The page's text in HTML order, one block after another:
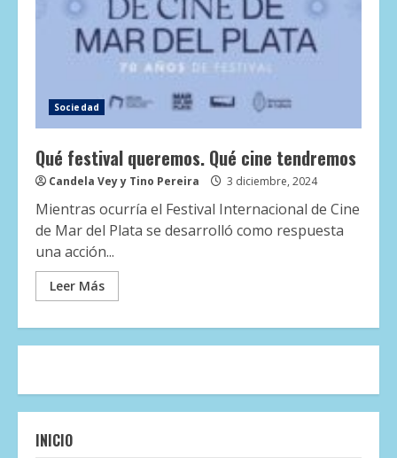
Sociedad
Qué festival queremos. Qué cine tendremos
Candela Vey y Tino Pereira 3 diciembre, 2024
Mientras ocurría el Festival Internacional de Cine
de Mar del Plata se desarrolló como respuesta
una acción...
Leer Más
INICIO